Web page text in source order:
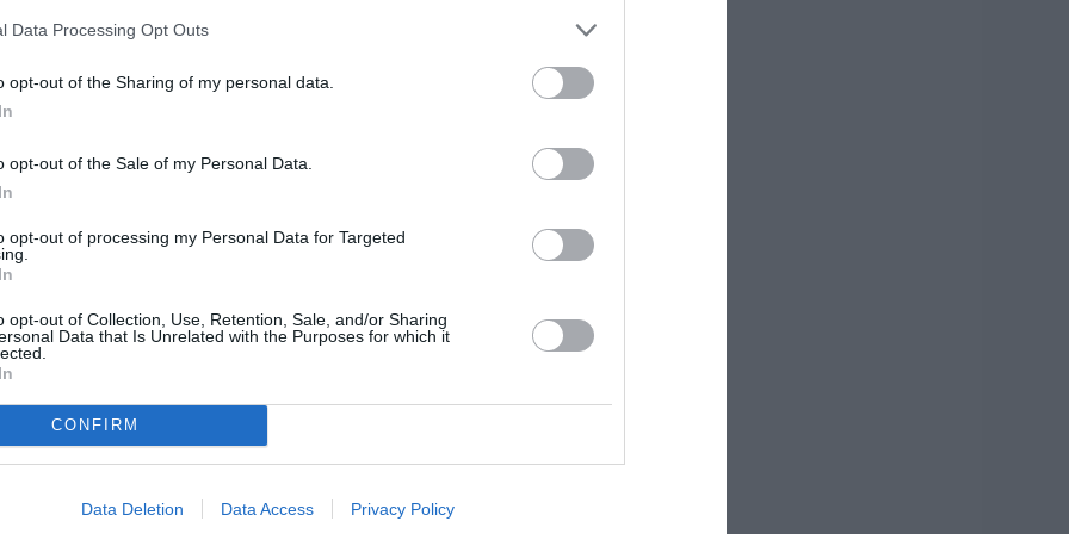
Data Processing Opt Outs
opt-out of the Sharing of my personal data.
opt-out of the Sale of my Personal Data.
opt-out of processing my Personal Data for Targeted
opt-out of Collection, Use, Retention, Sale, and/or Sharing
Data that Is Unrelated with the Purposes for which it
CONFIRM
Data Deletion Data Access Privacy Policy
Δημήτρης Περιβολαράκης
(κατέκτησε 2 ασημένια μετάλλια και ένα
των Πανευρωπαϊκών Αγώνων
Ν. & Μ. οι Νίκος Ηλιόπουλος
19/07/2024 08:30
Στους Πανευρωπαϊκούς Αγώνες
Νεφροπαθών και Μεταμοσχευμένων